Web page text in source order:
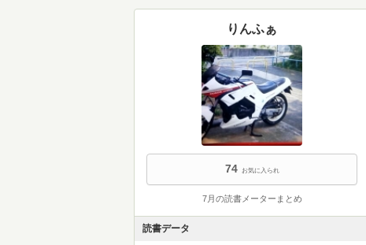
りんふぁ
74 お気に入られ
7月の読書メーターまとめ
読書データ